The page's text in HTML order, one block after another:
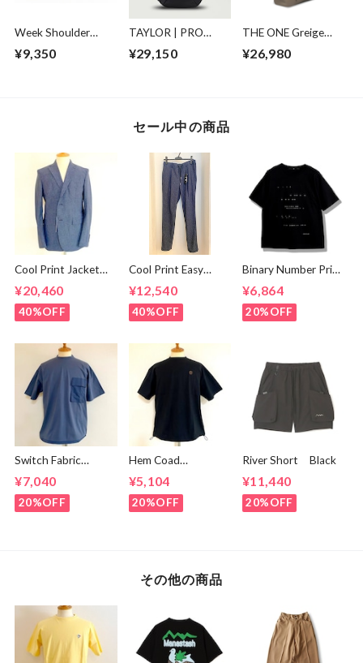
Week Shoulder
¥9,350
TAYLOR | PRO
¥29,150
THE ONE Greige
¥26,980
セール中の商品
Cool Print Jacket
¥20,460
40%OFF
Cool Print Easy
¥12,540
40%OFF
Binary Number Print
¥6,864
20%OFF
Switch Fabric
Ash Navy
¥7,040
20%OFF
Hem Coad
shirts Black /
Brown
¥5,104
20%OFF
River Short Black
¥11,440
20%OFF
その他の商品